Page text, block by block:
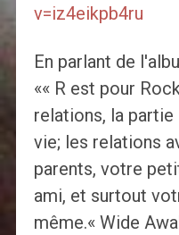
v=iz4eikpb4ru
En parlant de
«« R est pour
relations, la
vie; les relations
parents, votre
ami, et surtout
même.« Wide